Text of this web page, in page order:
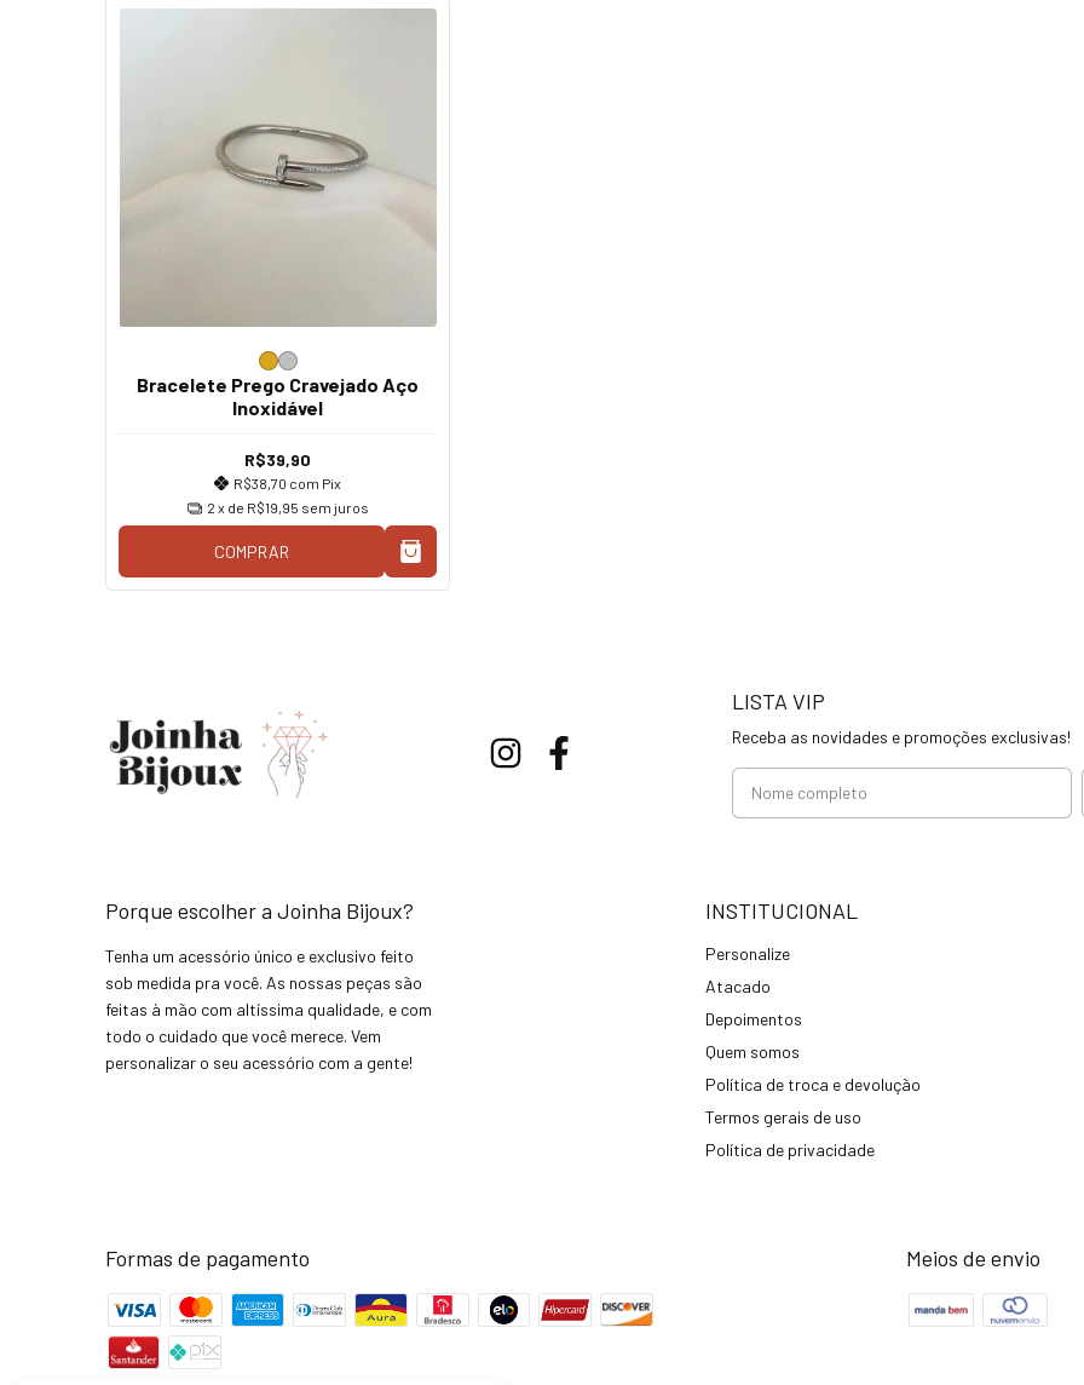
Bracelete Prego Cravejado Aço
Inoxidável
R$39,90
R$38,70 com Pix
2 x de R$19,95 sem juros
COMPRAR
LISTA VIP
Receba as novidades e promoções exclusivas!
Porque escolher a Joinha Bijoux?
Tenha um acessório único e exclusivo feito
sob medida pra você. As nossas peças são
feitas à mão com altíssima qualidade, e com
todo o cuidado que você merece. Vem
personalizar o seu acessório com a gente!
INSTITUCIONAL
Personalize
Atacado
Depoimentos
Quem somos
Política de troca e devolução
Termos gerais de uso
Política de privacidade
Formas de pagamento Meios de envio